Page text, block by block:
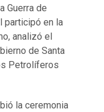
Guerra de
participó en la
analizó el
de Santa
Petrolíferos
la ceremonia